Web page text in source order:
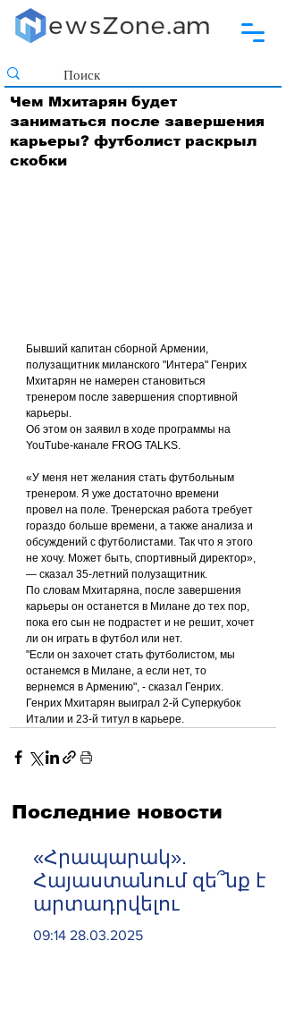
Чем Мхитарян будет
заниматься после завершения
карьеры? футболист раскрыл
скобки
Бывший капитан сборной Армении,
полузащитник миланского "Интера" Генрих
Мхитарян не намерен становиться
тренером после завершения спортивной
карьеры.
Об этом он заявил в ходе программы на
YouTube-канале FROG TALKS.
«У меня нет желания стать футбольным
тренером. Я уже достаточно времени
провел на поле. Тренерская работа требует
гораздо больше времени, а также анализа и
обсуждений с футболистами. Так что я этого
не хочу. Может быть, спортивный директор»,
— сказал 35-летний полузащитник.
По словам Мхитаряна, после завершения
карьеры он останется в Милане до тех пор,
пока его сын не подрастет и не решит, хочет
ли он играть в футбол или нет.
"Если он захочет стать футболистом, мы
останемся в Милане, а если нет, то
вернемся в Армению", - сказал Генрих.
Генрих Мхитарян выиграл 2-й Суперкубок
Италии и 23-й титул в карьере.
Последние новости
«Հրապարակ».
Հայաստանում զե՞նք է
արտադրվելու
09:14 28.03.2025